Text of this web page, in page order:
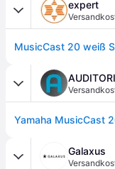
expert
Yamaha MusicCast
Galaxus